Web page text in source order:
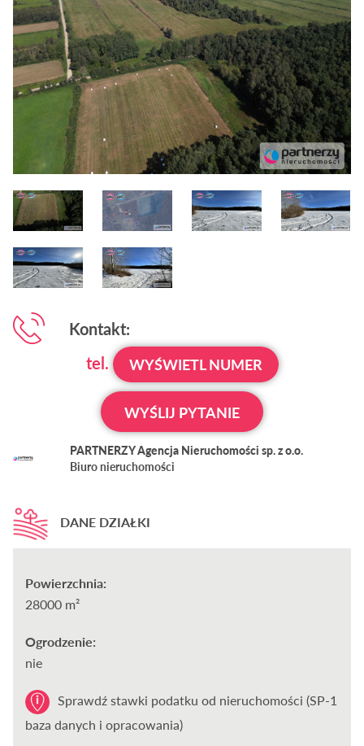
Kontakt:
tel.
WYŚWIETL NUMER
WYŚLIJ PYTANIE
PARTNERZY Agencja Nieruchomości sp. z o.o.
Biuro nieruchomości
DANE DZIAŁKI
Powierzchnia:
28000 m²
Ogrodzenie:
nie
Sprawdź stawki podatku od nieruchomości (SP-1
baza danych i opracowania)